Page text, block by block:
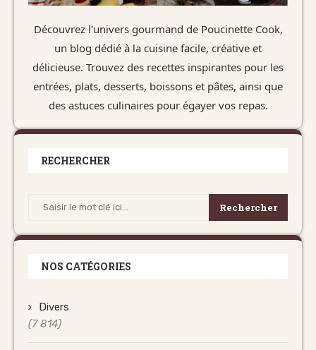
Découvrez l'univers gourmand de Poucinette Cook,
un blog dédié à la cuisine facile, créative et
délicieuse. Trouvez des recettes inspirantes pour les
entrées, plats, desserts, boissons et pâtes, ainsi que
des astuces culinaires pour égayer vos repas.
RECHERCHER
Rechercher
NOS CATÉGORIES
Divers
(7 814)